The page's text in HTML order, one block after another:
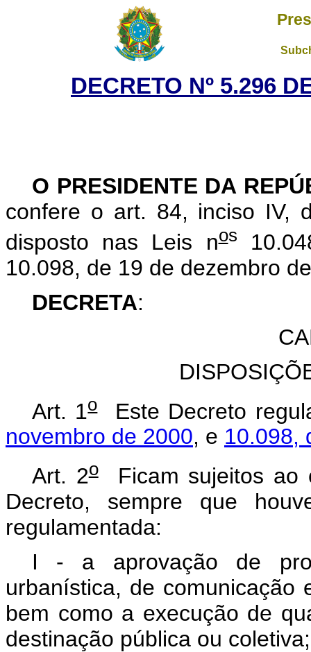
DECRETO Nº 5.296
O PRESIDENTE DA
confere o art. 84, inciso IV,
disposto nas Leis nos
10.098, de 19 de dezembro
DECRETA:
Art. 1oEste Decreto
novembro de 2000, e 10.098,
Art. 2oFicam sujeitos ao
Decreto, sempre que
regulamentada:
I - a aprovação de
urbanística, de comunicação
bem como a execução de
destinação pública ou coletiva;